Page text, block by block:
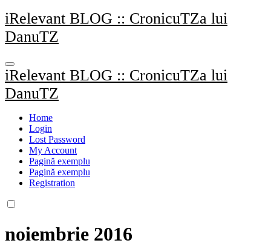
Sari
la
conținut
iRelevant BLOG :: CronicuTZa lui
DanuTZ
iRelevant BLOG :: CronicuTZa lui
DanuTZ
Home
Login
Lost Password
My Account
Pagină exemplu
Pagină exemplu
Registration
noiembrie 2016